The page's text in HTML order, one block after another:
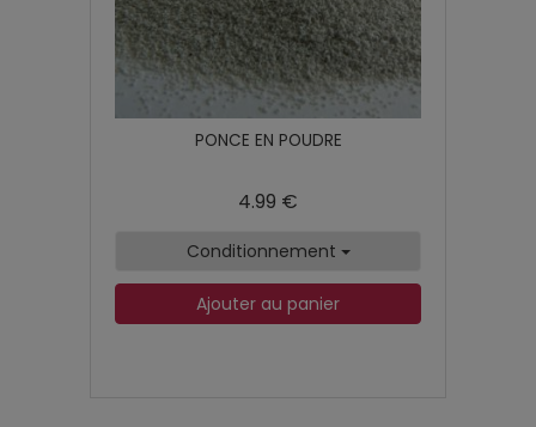
PONCE EN POUDRE
4.99 €
Conditionnement
Ajouter au panier